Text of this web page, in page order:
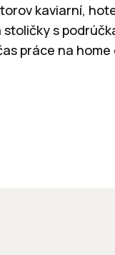
kaviarní,
s
práce na home